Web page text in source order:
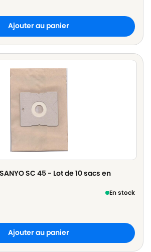
Ajouter au panier
SC 45 - Lot de 10 sacs en
En stock
Ajouter au panier